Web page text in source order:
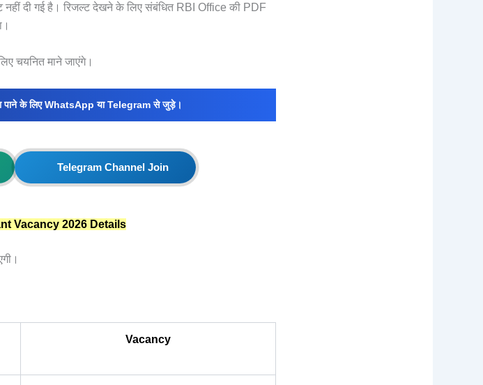
नहीं दी गई है। रिजल्ट देखने के लिए संबंधित RBI Office की PDF
चयनित माने जाएंगे।
पाने के लिए WhatsApp या Telegram से जुड़े।
Telegram Channel Join
Vacancy 2026 Details
Vacancy